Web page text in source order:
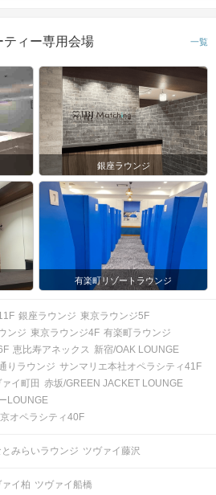
ティー専用会場 一覧
銀座ラウンジ
有楽町リゾートラウンジ
銀座ラウンジ 東京ラウンジ5F
ンジ 東京ラウンジ4F 有楽町ラウンジ
恵比寿アネックス 新宿/OAK LOUNGE
りラウンジ サンマリエ本社オペラシティ41F
イ町田 赤坂/GREEN JACKET LOUNGE
LOUNGE
オペラシティ40F
みらいラウンジ ツヴァイ藤沢
イ柏 ツヴァイ船橋